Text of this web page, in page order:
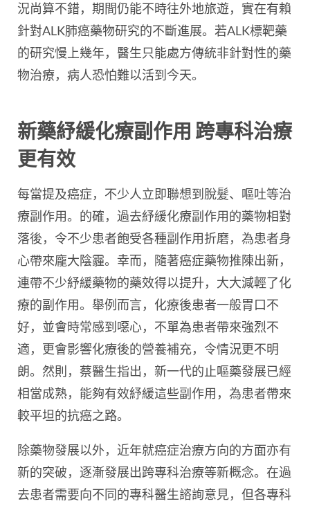
況尚算不錯，期間仍能不時往外地旅遊，實在有賴
針對ALK肺癌藥物研究的不斷進展。若ALK標靶藥
的研究慢上幾年，醫生只能處方傳統非針對性的藥
物治療，病人恐怕難以活到今天。
新藥紓緩化療副作用 跨專科治療
更有效
每當提及癌症，不少人立即聯想到脫髮、嘔吐等治
療副作用。的確，過去紓緩化療副作用的藥物相對
落後，令不少患者飽受各種副作用折磨，為患者身
心帶來龐大陰霾。幸而，隨著癌症藥物推陳出新，
連帶不少紓緩藥物的藥效得以提升，大大減輕了化
療的副作用。舉例而言，化療後患者一般胃口不
好，並會時常感到噁心，不單為患者帶來強烈不
適，更會影響化療後的營養補充，令情況更不明
朗。然則，蔡醫生指出，新一代的止嘔藥發展已經
相當成熟，能夠有效紓緩這些副作用，為患者帶來
較平坦的抗癌之路。
除藥物發展以外，近年就癌症治療方向的方面亦有
新的突破，逐漸發展出跨專科治療等新概念。在過
去患者需要向不同的專科醫生諮詢意見，但各專科